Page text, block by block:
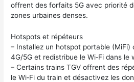
offrent des forfaits 5G avec priorité
zones urbaines denses.
Hotspots et répéteurs
– Installez un hotspot portable (MiFi)
4G/5G et redistribue le Wi‑Fi dans le
– Certains trains TGV offrent des
le Wi‑Fi du train et désactivez les